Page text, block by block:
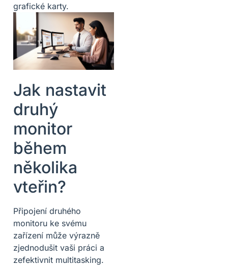
grafické karty.
Jak nastavit
druhý
monitor
během
několika
vteřin?
Připojení druhého
monitoru ke svému
zařízení může výrazně
zjednodušit vaši práci a
zefektivnit multitasking.